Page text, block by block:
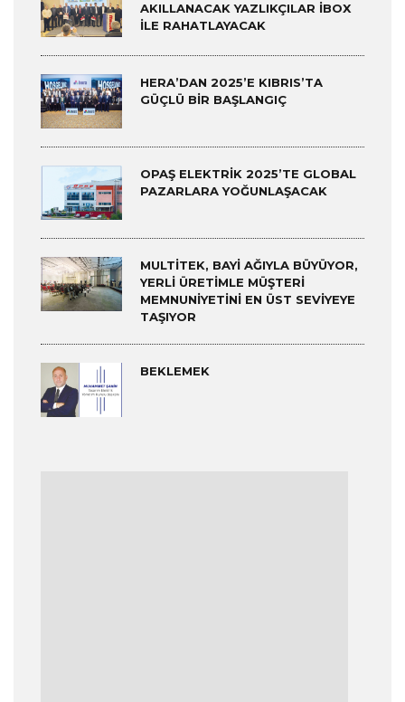
AKILLANACAK YAZLIKÇILAR IBOX
ILE RAHATLAYACAK
HERA’DAN 2025’E KIBRIS’TA
GÜÇLÜ BIR BAŞLANGIÇ
OPAŞ ELEKTRIK 2025’TE GLOBAL
PAZARLARA YOĞUNLAŞACAK
MULTITEK, BAYI AĞIYLA BÜYÜYOR,
YERLI ÜRETIMLE MÜŞTERI
MEMNUNIYETINI EN ÜST SEVIYEYE
TAŞIYOR
BEKLEMEK